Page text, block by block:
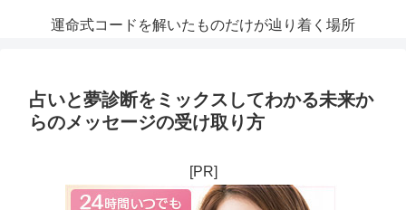
運命式コードを解いたものだけが辿り着く場所
占いと夢診断をミックスしてわかる未来か
らのメッセージの受け取り方
[PR]